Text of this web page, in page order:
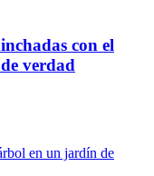
con el
verdad